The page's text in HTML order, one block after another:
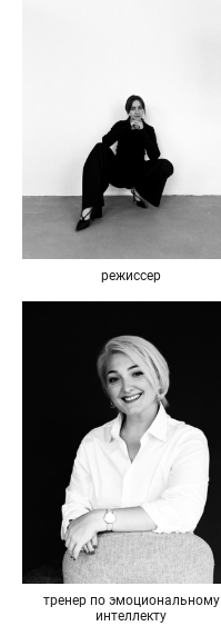
режиссер
тренер по эмоциональному
интеллекту